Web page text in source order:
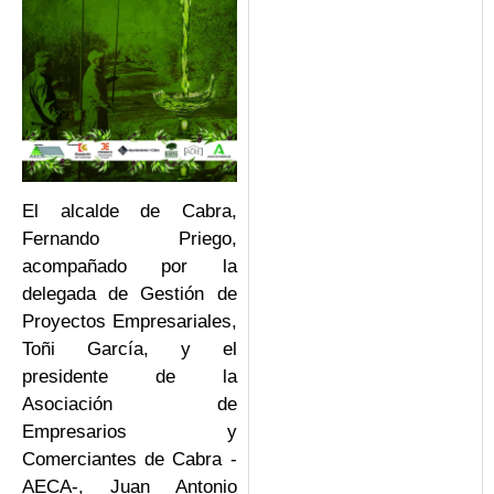
El alcalde de Cabra,
Fernando Priego,
acompañado por la
delegada de Gestión de
Proyectos Empresariales,
Toñi García, y el
presidente de la
Asociación de
Empresarios y
Comerciantes de Cabra -
AECA-, Juan Antonio